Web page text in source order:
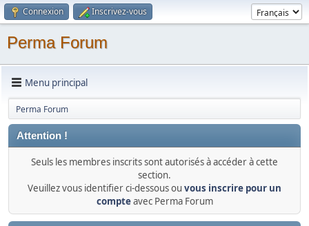
Connexion Inscrivez-vous
Perma Forum
Menu principal
Perma Forum
Attention !
Seuls les membres inscrits sont autorisés à accéder à cette
section.
Veuillez vous identifier ci-dessous ou vous inscrire pour un
compteavec Perma Forum